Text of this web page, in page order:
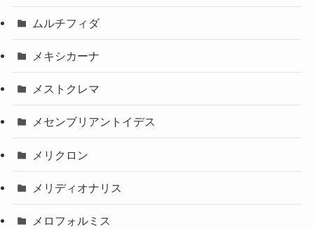
ムルチフィダ
メキシカーナ
メストクレマ
メセンブリアントイデス
メリクロン
メリディオナリス
メロフォルミス